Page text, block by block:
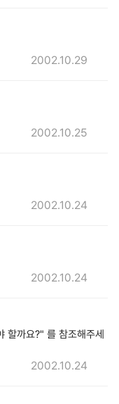
2002.10.29
2002.10.25
2002.10.24
2002.10.24
할까요?" 를 참조해주세
2002.10.24